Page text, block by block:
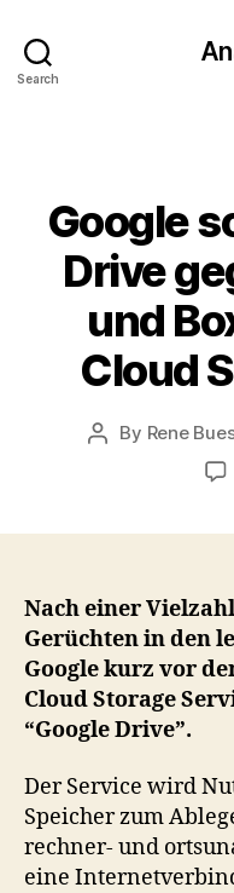
Search
Google
Drive
und
Cloud
Post
By Rene
Nach einer
Gerüchten in den
Google kurz vor
Cloud Storage
“Google Drive”.
Der Service wird
Speicher zum
rechner- und
eine